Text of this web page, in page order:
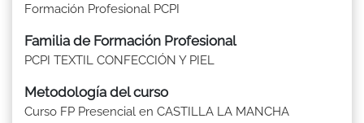
Formación Profesional PCPI
Familia de Formación Profesional
PCPI TEXTIL CONFECCIÓN Y PIEL
Metodología del curso
Curso FP Presencial en CASTILLA LA MANCHA